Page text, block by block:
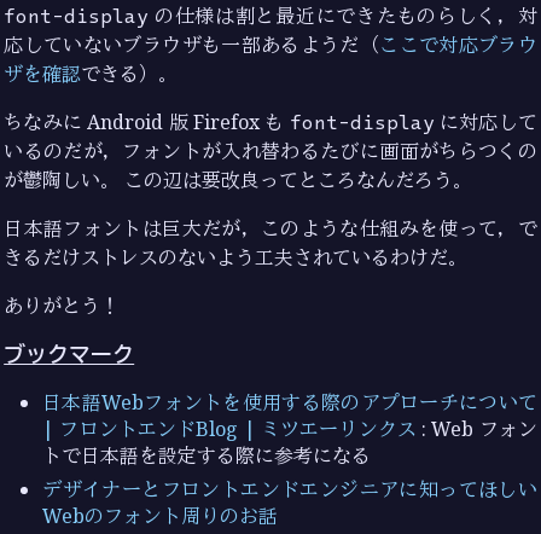
font-display の仕様は割と最近にできたものらしく，対
応していないブラウザも一部あるようだ（ここで対応ブラウ
ザを確認できる）。
ちなみに Android 版 Firefox も font-display に対応して
いるのだが，フォントが入れ替わるたびに画面がちらつくの
が鬱陶しい。 この辺は要改良ってところなんだろう。
日本語フォントは巨大だが，このような仕組みを使って，で
きるだけストレスのないよう工夫されているわけだ。
ありがとう！
ブックマーク
日本語Webフォントを使用する際のアプローチについて
| フロントエンドBlog | ミツエーリンクス : Web フォン
トで日本語を設定する際に参考になる
デザイナーとフロントエンドエンジニアに知ってほしい
Webのフォント周りのお話